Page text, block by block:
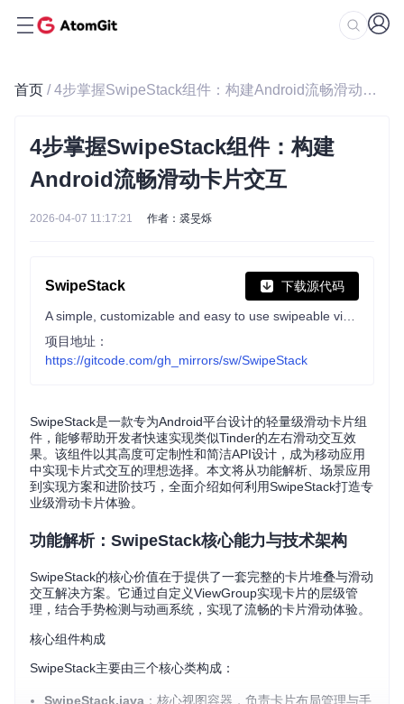
首页 / 4步掌握SwipeStack组件：构建Android流畅滑动卡片交互
4步掌握SwipeStack组件：构建
Android流畅滑动卡片交互
2026-04-07 11:17:21 作者：裘旻烁
SwipeStack 下载源代码
项目地址：
https://gitcode.com/gh_mirrors/sw/SwipeStack
SwipeStack是一款专为Android平台设计的轻量级滑动卡片组
件，能够帮助开发者快速实现类似Tinder的左右滑动交互效
果。该组件以其高度可定制性和简洁API设计，成为移动应用
中实现卡片式交互的理想选择。本文将从功能解析、场景应用
到实现方案和进阶技巧，全面介绍如何利用SwipeStack打造专
业级滑动卡片体验。
功能解析：SwipeStack核心能力与技术架构
SwipeStack的核心价值在于提供了一套完整的卡片堆叠与滑动
交互解决方案。它通过自定义ViewGroup实现卡片的层级管
理，结合手势检测与动画系统，实现了流畅的卡片滑动体验。
核心组件构成
SwipeStack主要由三个核心类构成：
SwipeStack.java ：核心视图容器，负责卡片布局管理与手